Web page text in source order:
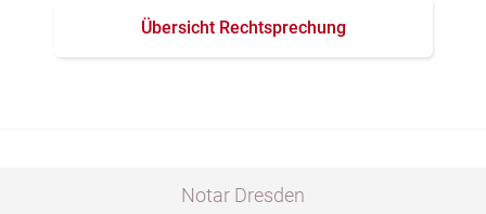
Übersicht Rechtsprechung
Notar Dresden